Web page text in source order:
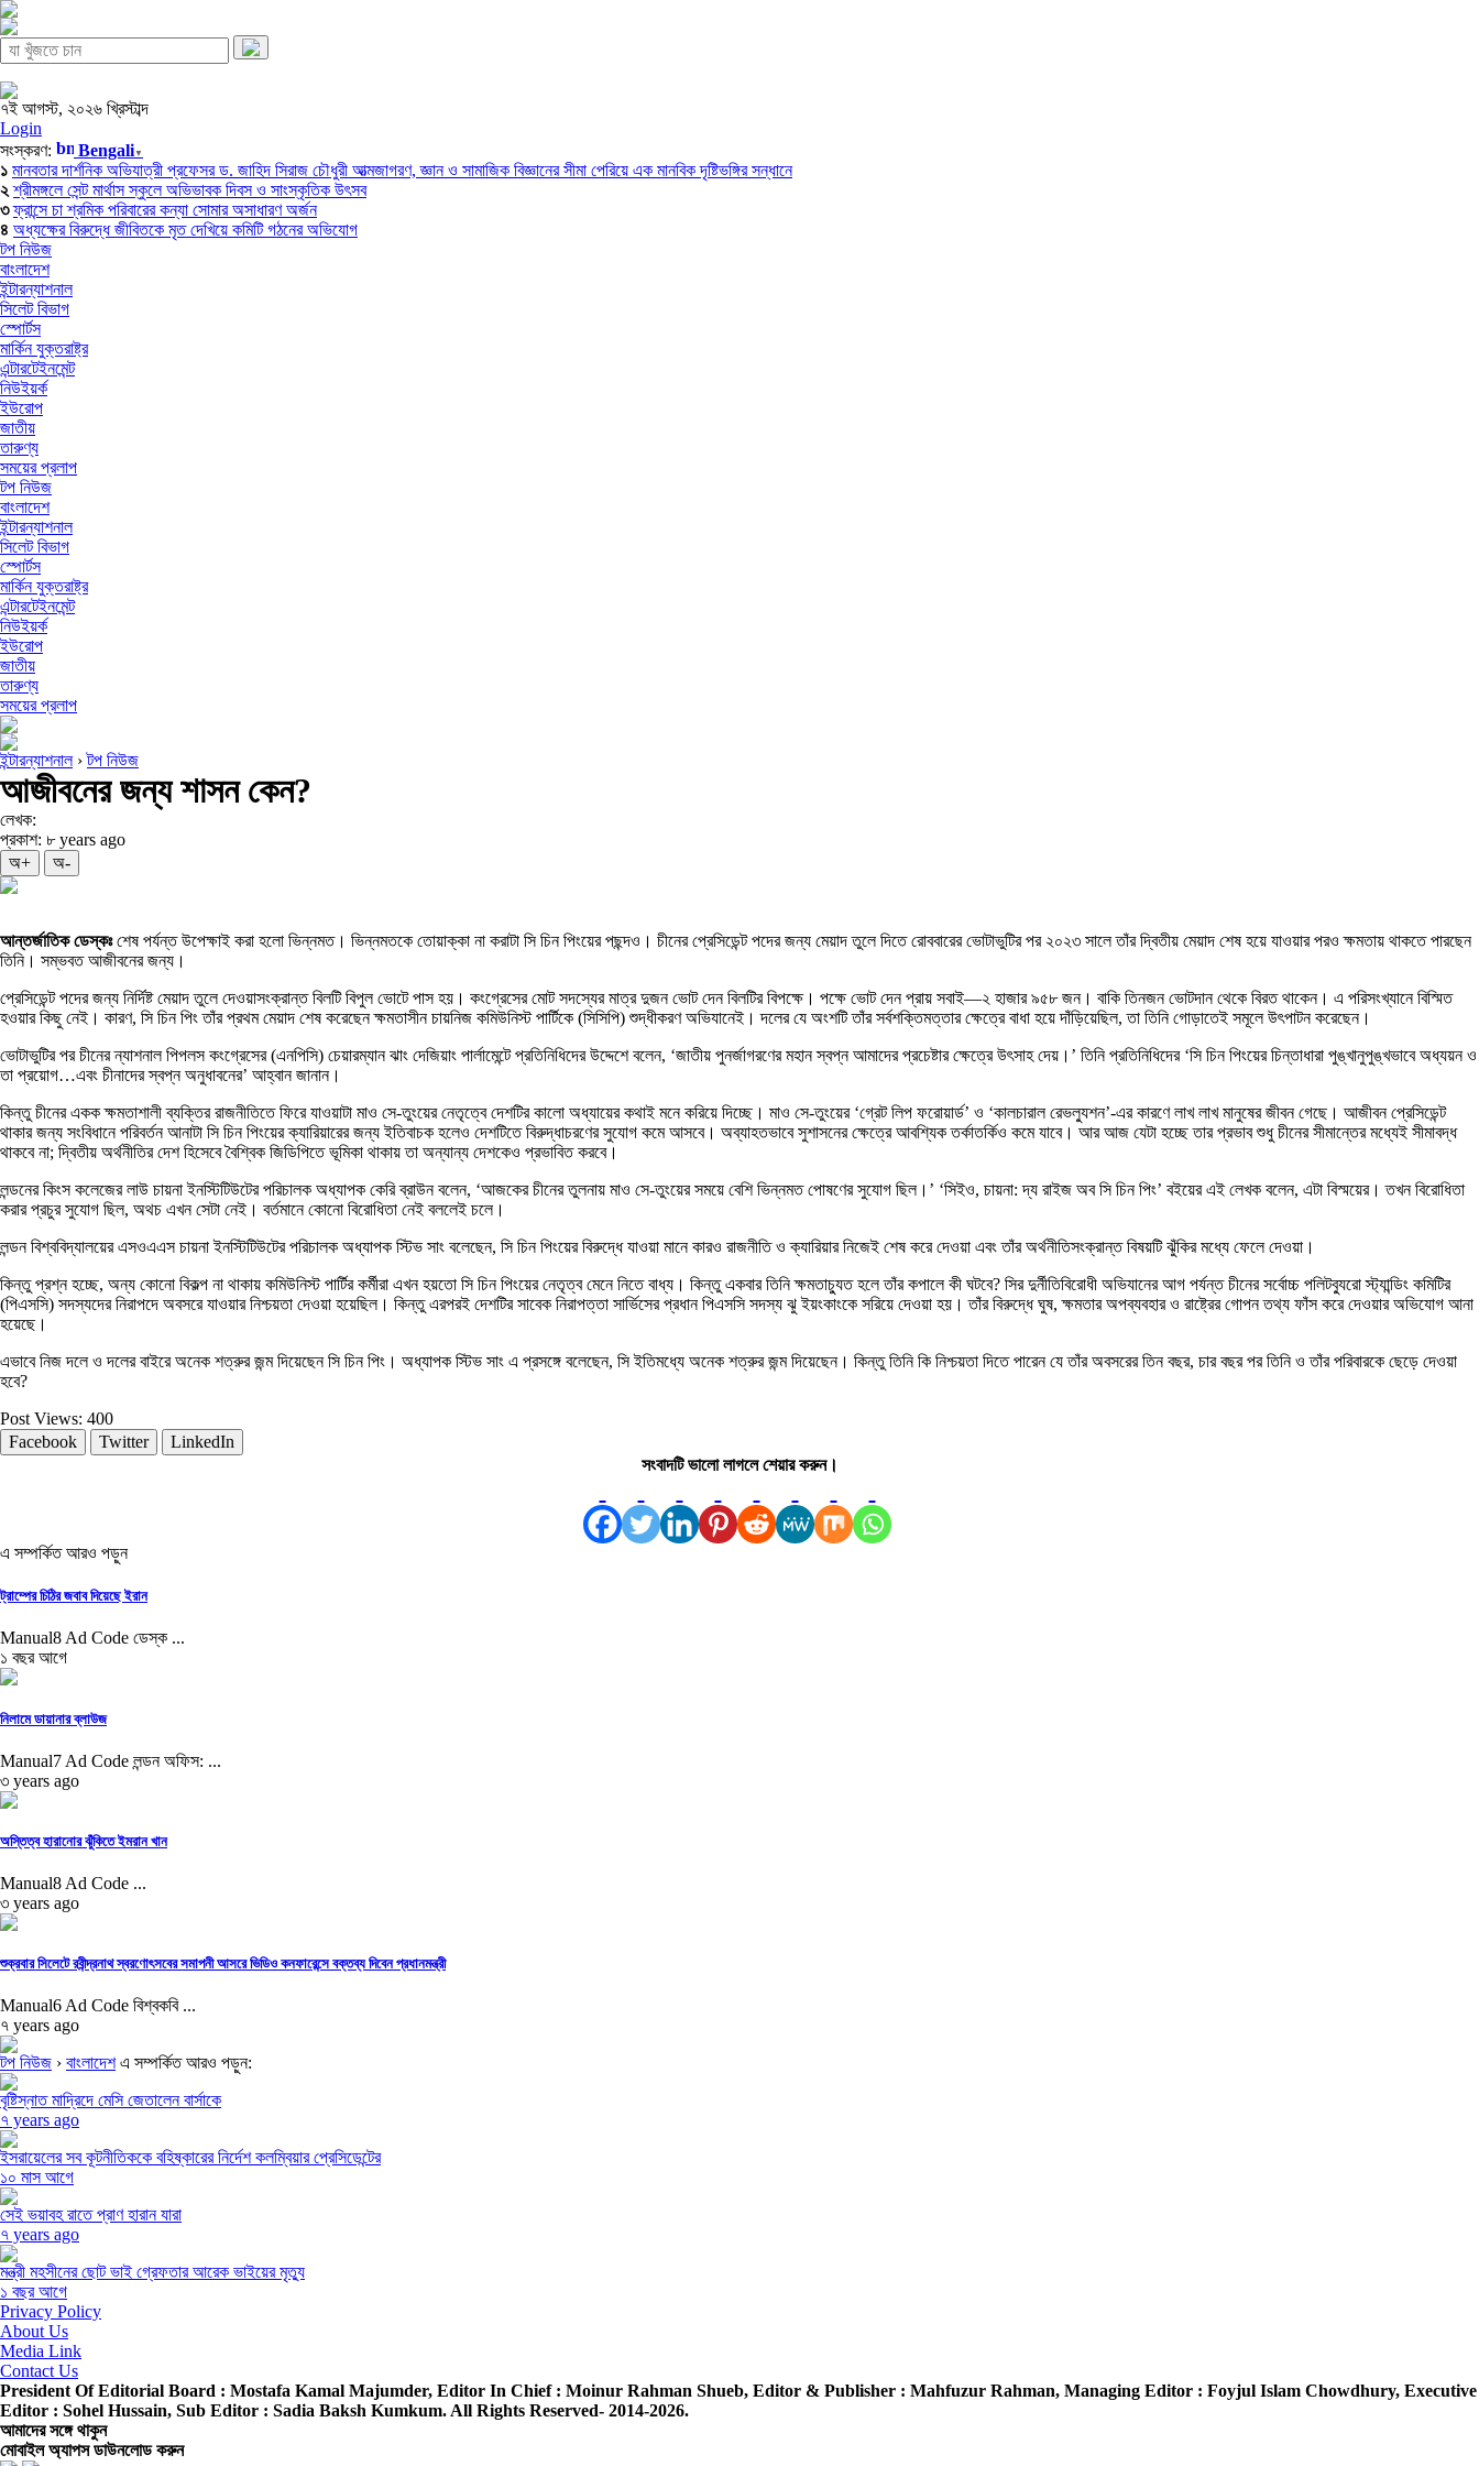
৭ই আগস্ট, ২০২৬ খ্রিস্টাব্দ
Login
সংস্করণ:
Bengali▼
১ মানবতার দার্শনিক অভিযাত্রী প্রফেসর ড. জাহিদ সিরাজ চৌধুরী আত্মজাগরণ, জ্ঞান ও সামাজিক বিজ্ঞানের সীমা পেরিয়ে এক মানবিক দৃষ্টিভঙ্গির সন্ধানে
২ শ্রীমঙ্গলে সেন্ট মার্থাস স্কুলে অভিভাবক দিবস ও সাংস্কৃতিক উৎসব
৩ ফ্রান্সে চা শ্রমিক পরিবারের কন্যা সোমার অসাধারণ অর্জন
৪ অধ্যক্ষের বিরুদ্ধে জীবিতকে মৃত দেখিয়ে কমিটি গঠনের অভিযোগ
টপ নিউজ
বাংলাদেশ
ইন্টারন্যাশনাল
সিলেট বিভাগ
স্পোর্টস
মার্কিন যুক্তরাষ্ট্র
এন্টারটেইনমেন্ট
নিউইয়র্ক
ইউরোপ
জাতীয়
তারুণ্য
সময়ের প্রলাপ
টপ নিউজ
বাংলাদেশ
ইন্টারন্যাশনাল
সিলেট বিভাগ
স্পোর্টস
মার্কিন যুক্তরাষ্ট্র
এন্টারটেইনমেন্ট
নিউইয়র্ক
ইউরোপ
জাতীয়
তারুণ্য
সময়ের প্রলাপ
ইন্টারন্যাশনাল›টপ নিউজ
আজীবনের জন্য শাসন কেন?
লেখক:
প্রকাশ: ৮ years ago
অ+
অ-
আন্তর্জাতিক ডেস্কঃ শেষ পর্যন্ত উপেক্ষাই করা হলো ভিন্নমত। ভিন্নমতকে তোয়াক্কা না করাটা সি চিন পিংয়ের পছন্দও। চীনের প্রেসিডেন্ট পদের জন্য মেয়াদ তুলে দিতে রোববারের ভোটাভুটির পর ২০২৩ সালে তাঁর দ্বিতীয় মেয়াদ শেষ হয়ে যাওয়ার পরও ক্ষমতায় থাকতে পারছেন
তিনি। সম্ভবত আজীবনের জন্য।
প্রেসিডেন্ট পদের জন্য নির্দিষ্ট মেয়াদ তুলে দেওয়াসংক্রান্ত বিলটি বিপুল ভোটে পাস হয়। কংগ্রেসের মোট সদস্যের মাত্র দুজন ভোট দেন বিলটির বিপক্ষে। পক্ষে ভোট দেন প্রায় সবাই—২ হাজার ৯৫৮ জন। বাকি তিনজন ভোটদান থেকে বিরত থাকেন। এ পরিসংখ্যানে বিস্মিত
হওয়ার কিছু নেই। কারণ, সি চিন পিং তাঁর প্রথম মেয়াদ শেষ করেছেন ক্ষমতাসীন চায়নিজ কমিউনিস্ট পার্টিকে (সিসিপি) শুদ্ধীকরণ অভিযানেই। দলের যে অংশটি তাঁর সর্বশক্তিমত্তার ক্ষেত্রে বাধা হয়ে দাঁড়িয়েছিল, তা তিনি গোড়াতেই সমূলে উৎপাটন করেছেন।
ভোটাভুটির পর চীনের ন্যাশনাল পিপলস কংগ্রেসের (এনপিসি) চেয়ারম্যান ঝাং দেজিয়াং পার্লামেন্টে প্রতিনিধিদের উদ্দেশে বলেন, ‘জাতীয় পুনর্জাগরণের মহান স্বপ্ন আমাদের প্রচেষ্টার ক্ষেত্রে উৎসাহ দেয়।’ তিনি প্রতিনিধিদের ‘সি চিন পিংয়ের চিন্তাধারা পুঙ্খানুপুঙ্খভাবে অধ্যয়ন ও
তা প্রয়োগ…এবং চীনাদের স্বপ্ন অনুধাবনের’ আহ্বান জানান।
কিন্তু চীনের একক ক্ষমতাশালী ব্যক্তির রাজনীতিতে ফিরে যাওয়াটা মাও সে-তুংয়ের নেতৃত্বে দেশটির কালো অধ্যায়ের কথাই মনে করিয়ে দিচ্ছে। মাও সে-তুংয়ের ‘গ্রেট লিপ ফরোয়ার্ড’ ও ‘কালচারাল রেভল্যুশন’-এর কারণে লাখ লাখ মানুষের জীবন গেছে। আজীবন প্রেসিডেন্ট
থাকার জন্য সংবিধানে পরিবর্তন আনাটা সি চিন পিংয়ের ক্যারিয়ারের জন্য ইতিবাচক হলেও দেশটিতে বিরুদ্ধাচরণের সুযোগ কমে আসবে। অব্যাহতভাবে সুশাসনের ক্ষেত্রে আবশ্যিক তর্কাতর্কিও কমে যাবে। আর আজ যেটা হচ্ছে তার প্রভাব শুধু চীনের সীমান্তের মধ্যেই সীমাবদ্ধ
থাকবে না; দ্বিতীয় অর্থনীতির দেশ হিসেবে বৈশ্বিক জিডিপিতে ভূমিকা থাকায় তা অন্যান্য দেশকেও প্রভাবিত করবে।
লন্ডনের কিংস কলেজের লাউ চায়না ইনস্টিটিউটের পরিচালক অধ্যাপক কেরি ব্রাউন বলেন, ‘আজকের চীনের তুলনায় মাও সে-তুংয়ের সময়ে বেশি ভিন্নমত পোষণের সুযোগ ছিল।’ ‘সিইও, চায়না: দ্য রাইজ অব সি চিন পিং’ বইয়ের এই লেখক বলেন, এটা বিস্ময়ের। তখন বিরোধিতা
করার প্রচুর সুযোগ ছিল, অথচ এখন সেটা নেই। বর্তমানে কোনো বিরোধিতা নেই বললেই চলে।
লন্ডন বিশ্ববিদ্যালয়ের এসওএএস চায়না ইনস্টিটিউটের পরিচালক অধ্যাপক স্টিভ সাং বলেছেন, সি চিন পিংয়ের বিরুদ্ধে যাওয়া মানে কারও রাজনীতি ও ক্যারিয়ার নিজেই শেষ করে দেওয়া এবং তাঁর অর্থনীতিসংক্রান্ত বিষয়টি ঝুঁকির মধ্যে ফেলে দেওয়া।
কিন্তু প্রশ্ন হচ্ছে, অন্য কোনো বিকল্প না থাকায় কমিউনিস্ট পার্টির কর্মীরা এখন হয়তো সি চিন পিংয়ের নেতৃত্ব মেনে নিতে বাধ্য। কিন্তু একবার তিনি ক্ষমতাচ্যুত হলে তাঁর কপালে কী ঘটবে? সির দুর্নীতিবিরোধী অভিযানের আগ পর্যন্ত চীনের সর্বোচ্চ পলিটব্যুরো স্ট্যান্ডিং কমিটির
(পিএসসি) সদস্যদের নিরাপদে অবসরে যাওয়ার নিশ্চয়তা দেওয়া হয়েছিল। কিন্তু এরপরই দেশটির সাবেক নিরাপত্তা সার্ভিসের প্রধান পিএসসি সদস্য ঝু ইয়ংকাংকে সরিয়ে দেওয়া হয়। তাঁর বিরুদ্ধে ঘুষ, ক্ষমতার অপব্যবহার ও রাষ্ট্রের গোপন তথ্য ফাঁস করে দেওয়ার অভিযোগ আনা
হয়েছে।
এভাবে নিজ দলে ও দলের বাইরে অনেক শত্রুর জন্ম দিয়েছেন সি চিন পিং। অধ্যাপক স্টিভ সাং এ প্রসঙ্গে বলেছেন, সি ইতিমধ্যে অনেক শত্রুর জন্ম দিয়েছেন। কিন্তু তিনি কি নিশ্চয়তা দিতে পারেন যে তাঁর অবসরের তিন বছর, চার বছর পর তিনি ও তাঁর পরিবারকে ছেড়ে দেওয়া
হবে?
Post Views: 400
Facebook
Twitter
LinkedIn
সংবাদটি ভালো লাগলে শেয়ার করুন।
এ সম্পর্কিত আরও পড়ুন
ট্রাম্পের চিঠির জবাব দিয়েছে ইরান
Manual8 Ad Code ডেস্ক ...
১ বছর আগে
নিলামে ডায়ানার ব্লাউজ
Manual7 Ad Code লন্ডন অফিস: ...
৩ years ago
অস্তিত্ব হারানোর ঝুঁকিতে ইমরান খান
Manual8 Ad Code ...
৩ years ago
শুক্রবার সিলেটে রবীন্দ্রনাথ স্বরণোৎসবের সমাপনী আসরে ভিডিও কনফারেন্সে বক্তব্য দিবেন প্রধানমন্ত্রী
Manual6 Ad Code বিশ্বকবি ...
৭ years ago
টপ নিউজ › বাংলাদেশএ সম্পর্কিত আরও পড়ুন:
বৃষ্টিস্নাত মাদ্রিদে মেসি জেতালেন বার্সাকে
৭ years ago
ইসরায়েলের সব কূটনীতিককে বহিষ্কারের নির্দেশ কলম্বিয়ার প্রেসিডেন্টের
১০ মাস আগে
সেই ভয়াবহ রাতে প্রাণ হারান যারা
৭ years ago
মন্ত্রী মহসীনের ছোট ভাই গ্রেফতার আরেক ভাইয়ের মৃত্যু
১ বছর আগে
Privacy Policy
About Us
Media Link
Contact Us
President Of Editorial Board : Mostafa Kamal Majumder, Editor In Chief : Moinur Rahman Shueb, Editor & Publisher : Mahfuzur Rahman, Managing Editor : Foyjul Islam Chowdhury, Executive
Editor : Sohel Hussain, Sub Editor : Sadia Baksh Kumkum. All Rights Reserved- 2014-2026.
আমাদের সঙ্গে থাকুন
মোবাইল অ্যাপস ডাউনলোড করুন